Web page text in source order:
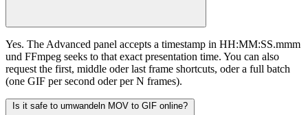
Yes. The Advanced panel accepts a timestamp in HH:MM:SS.mmm
und FFmpeg seeks to that exact presentation time. You can also
request the first, middle oder last frame shortcuts, oder a full batch
(one GIF per second oder per N frames).
Is it safe to umwandeln MOV to GIF online?